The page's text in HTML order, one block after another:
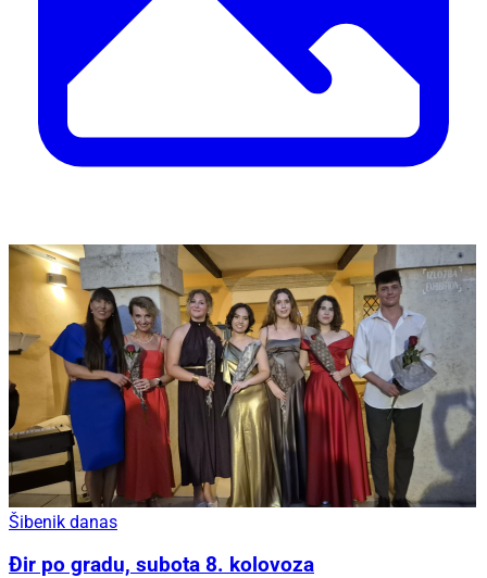
Šibenik danas
Đir po gradu, subota 8. kolovoza